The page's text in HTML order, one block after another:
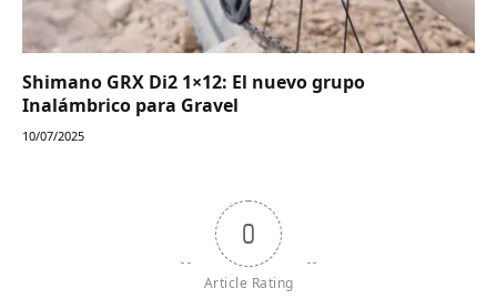
Shimano GRX Di2 1×12: El nuevo grupo
Inalámbrico para Gravel
10/07/2025
0
Article Rating